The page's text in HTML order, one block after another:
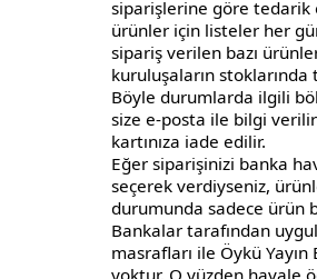
siparişlerine göre tedarik
ürünler için listeler her
sipariş verilen bazı
kuruluşaların
Böyle durumlarda ilgili
size e-posta ile bilgi
kartınıza iade edilir.
Eğer siparişinizi banka
seçerek verdiyseniz,
durumunda sadece ürün
Bankalar tarafından
masrafları ile Öykü
yoktur. O yüzden havale